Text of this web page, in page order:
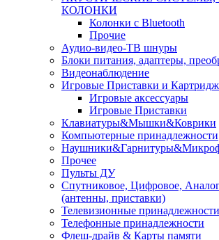
КОЛОНКИ
Колонки с Bluetooth
Прочие
Аудио-видео-ТВ шнуры
Блоки питания, адаптеры,
Видеонаблюдение
Игровые Приставки и
Игровые аксессуары
Игровые Приставки
Клавиатуры&Мышки&Коврики
Компьютерные принадлежности
Прочее
Пульты ДУ
Спутниковое, Цифровое,
(антенны, приставки)
Телевизионные принадлежности
Телефонные принадлежности
Флеш-драйв & Карты памяти